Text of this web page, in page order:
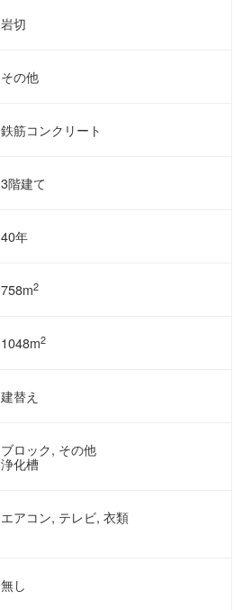
岩切
その他
鉄筋コンクリート
3階建て
40年
758m2
1048m2
建替え
ブロック, その他
浄化槽
エアコン, テレビ, 衣類
無し